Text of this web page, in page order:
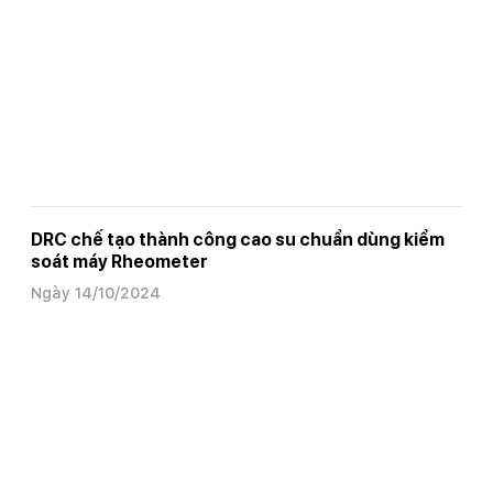
DRC chế tạo thành công cao su chuẩn dùng kiểm
soát máy Rheometer
Ngày 14/10/2024